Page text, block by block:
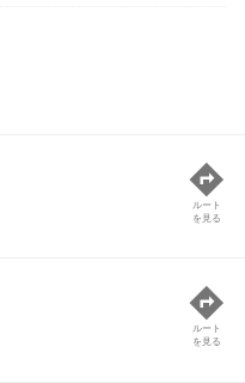
ルート
を見る
ルート
を見る